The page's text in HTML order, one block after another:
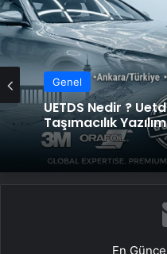
Genel
UETDS Nedir ?
Taşımacılık
Genel
Bigo Elmas Bayi –
Fiyatlı Elmas
En